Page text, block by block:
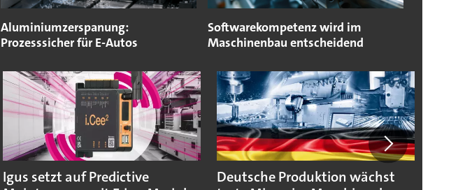
Aluminiumzerspanung:
Prozesssicher für E-Autos
Softwarekompetenz wird im
Maschinenbau entscheidend
Igus setzt auf Predictive
Deutsche Produktion wächst